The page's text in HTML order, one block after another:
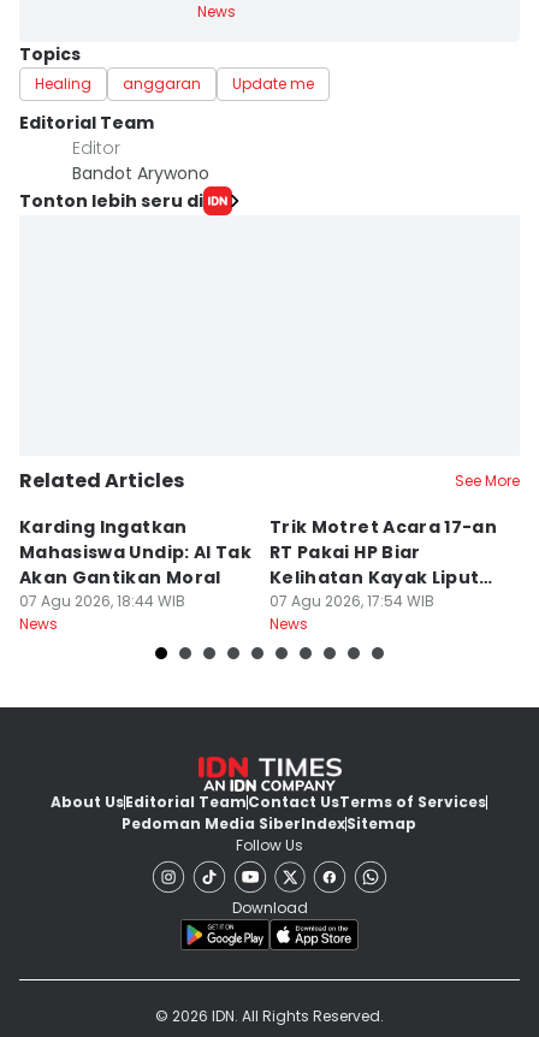
News
Topics
Healing anggaran Update me
Editorial Team
Editor
Bandot Arywono
Tonton lebih seru di
Related Articles See More
Karding Ingatkan
Mahasiswa Undip: AI Tak
Akan Gantikan Moral
07 Agu 2026, 18:44 WIB
News
Trik Motret Acara 17-an
RT Pakai HP Biar
Kelihatan Kayak Liputan
Festival Nasional
07 Agu 2026, 17:54 WIB
News
About UsEditorial TeamContact UsTerms of Services
Pedoman Media SiberIndexSitemap
Follow Us
Download
© 2026 IDN. All Rights Reserved.